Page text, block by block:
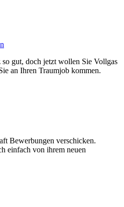
gut, doch jetzt wollen Sie Vollgas
an Ihren Traumjob kommen.
Bewerbungen verschicken.
einfach von ihrem neuen